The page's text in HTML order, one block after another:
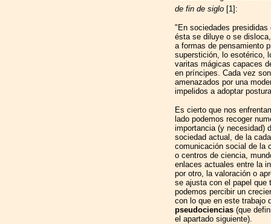
de fin de siglo [1]:
"En sociedades presididas
ésta se diluye o se
a formas de pensamiento
superstición, lo esotérico,
varitas mágicas capaces
en príncipes. Cada vez
amenazados por una
impelidos a adoptar
Es cierto que nos
lado podemos recoger
importancia (y necesidad)
sociedad actual, de la
comunicación social de la
o centros de ciencia,
enlaces actuales entre la
por otro, la valoración o
se ajusta con el papel que
podemos percibir un
con lo que en este trabajo
pseudociencias (que
el apartado siguiente).